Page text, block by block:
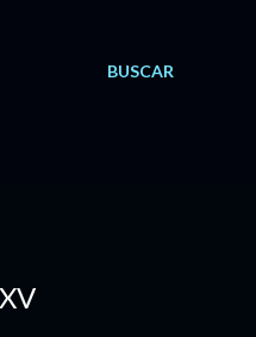
BUSCAR